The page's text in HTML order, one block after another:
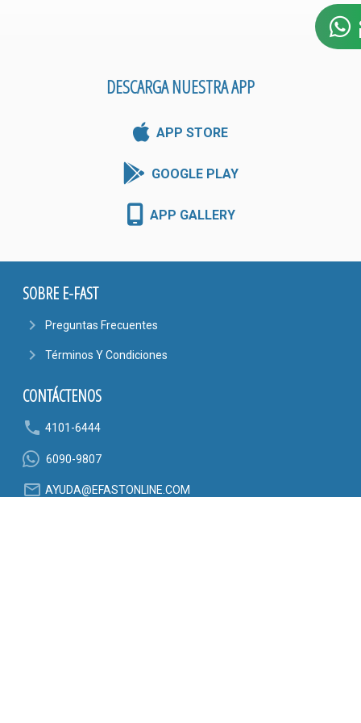
DESCARGA NUESTRA APP
APP STORE
GOOGLE PLAY
APP GALLERY
SOBRE E-FAST
navigate_next Preguntas Frecuentes
navigate_next Términos Y Condiciones
CONTÁCTENOS
phone 4101-6444
6090-9807
mail_outline AYUDA@EFASTONLINE.COM